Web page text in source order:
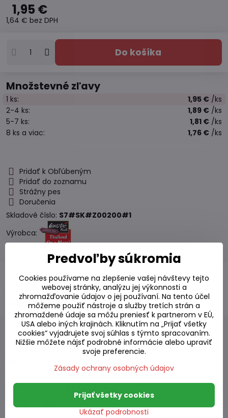
1,95 €
1,64 € bez DPH
Do košíka
Množstevné zľavy
1 ks: 1,95 € /ks
2-4 ks: 1,89 € /ks
5-7 ks: 1,81 € /ks
8 ks a viac: 1,76 € /ks
Pridať k Obľúbeným
Pridať do zoznamu
Strážny pes
Doručenia
Skladové číslo: S7#SK#Z00200#1
Výrobca:
Popis
Diskusia 0
Podobné produkty
Sójové klíčky 400g
Skladom
Predvoľby súkromia
Cookies používame na zlepšenie vašej návštevy tejto
webovej stránky, analýzu jej výkonnosti a
zhromažďovanie údajov o jej používaní. Na tento účel
môžeme použiť nástroje a služby tretích strán a
zhromaždené údaje sa môžu preniesť k partnerom v EÚ,
USA alebo iných krajinách. Kliknutím na „Prijať všetky
cookies“ vyjadrujete svoj súhlas s týmto spracovaním.
Nižšie môžete nájsť podrobné informácie alebo upraviť
svoje preferencie.
Zásady ochrany osobných údajov
Ukázať podrobnosti
Prijať všetky cookies